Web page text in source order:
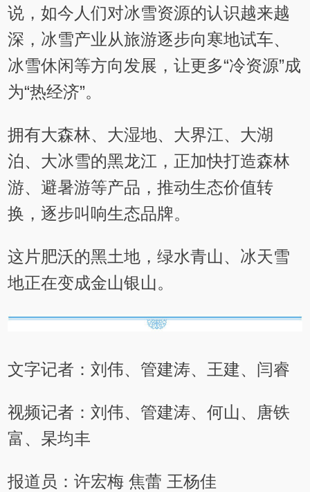
说，如今人们对冰雪资源的认识越来越
深，冰雪产业从旅游逐步向寒地试车、
冰雪休闲等方向发展，让更多“冷资源”成
为“热经济”。
拥有大森林、大湿地、大界江、大湖
泊、大冰雪的黑龙江，正加快打造森林
游、避暑游等产品，推动生态价值转
换，逐步叫响生态品牌。
这片肥沃的黑土地，绿水青山、冰天雪
地正在变成金山银山。
文字记者：刘伟、管建涛、王建、闫睿
视频记者：刘伟、管建涛、何山、唐铁
富、杲均丰
报道员：许宏梅 焦蕾 王杨佳